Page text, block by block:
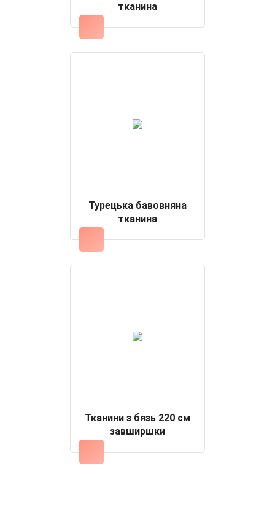
тканина
Турецька бавовняна
тканина
Тканини з бязь 220 см
завширшки